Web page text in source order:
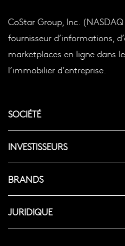
CoStar Group, Inc.
fournisseur d’informations,
marketplaces en ligne dans
l’immobilier d’entreprise.
SOCIÉTÉ
INVESTISSEURS
BRANDS
JURIDIQUE